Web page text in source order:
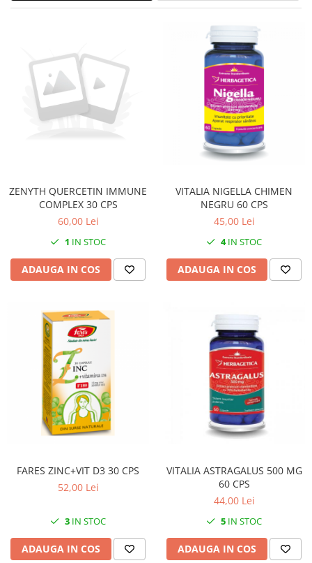
CIRCULATIE
SUPLIMENTE PROSTATĂ
SUPLIMENTE SLĂBIRE
SUPLIMENTE VITAMINE ȘI
MINERALE
SUPLIMENTE RĂCEALĂ- APARAT
RESPIRATOR ANTIVIRAL
SUPLIMENTE ANTIOXIDANȚI-
ANTITUMORAL
SUPLIMENTE URO-GENITAL
SUPLIMENTE DETOXIFIERE
SUPLIMENTE STOMAC- DIGESTIE-
COLON
SUPLIMENTE IMUNITATE
COSMETICE FAȚĂ
CREME CORP-MASAJ-MAINI -
CALCAIE
FOOD SEMINȚE- OLEAGINOASE
CEAIURI
CREME AFECTIUNI PIELE
SUPOZITOARE
ZENYTH QUERCETIN IMMUNE
COMPLEX 30 CPS
60,00 Lei
1 IN STOC
ADAUGA IN COS
VITALIA NIGELLA CHIMEN
NEGRU 60 CPS
45,00 Lei
4IN STOC
ADAUGA IN COS
FARES ZINC+VIT D3 30 CPS
52,00 Lei
3 IN STOC
ADAUGA IN COS
VITALIA ASTRAGALUS 500 MG
60 CPS
44,00 Lei
5 IN STOC
ADAUGA IN COS